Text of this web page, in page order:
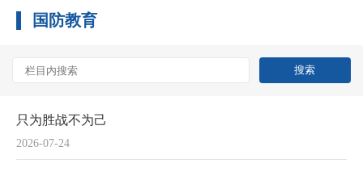
国防教育
2026-07-24
只为胜战不为己